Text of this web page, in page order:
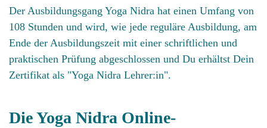
Der Ausbildungsgang Yoga Nidra hat einen Umfang von
108 Stunden und wird, wie jede reguläre Ausbildung, am
Ende der Ausbildungszeit mit einer schriftlichen und
praktischen Prüfung abgeschlossen und Du erhältst Dein
Zertifikat als "Yoga Nidra Lehrer:in".
Die Yoga Nidra Online-